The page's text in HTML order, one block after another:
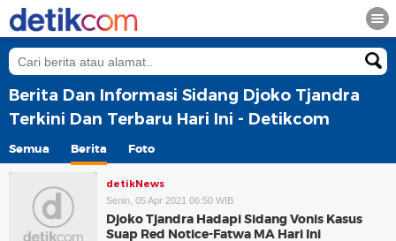
Berita Dan Informasi Sidang Djoko Tjandra
Terkini Dan Terbaru Hari Ini - Detikcom
Semua Berita Foto
detikNews
Senin, 05 Apr 2021 06:50 WIB
Djoko Tjandra Hadapi Sidang Vonis Kasus
Suap Red Notice-Fatwa MA Hari Ini